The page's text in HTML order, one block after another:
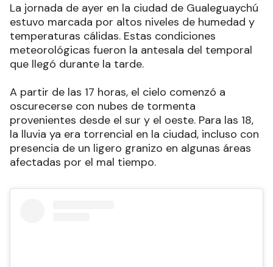
La jornada de ayer en la ciudad de Gualeguaychú
estuvo marcada por altos niveles de humedad y
temperaturas cálidas. Estas condiciones
meteorológicas fueron la antesala del temporal
que llegó durante la tarde.
A partir de las 17 horas, el cielo comenzó a
oscurecerse con nubes de tormenta
provenientes desde el sur y el oeste. Para las 18,
la lluvia ya era torrencial en la ciudad, incluso con
presencia de un ligero granizo en algunas áreas
afectadas por el mal tiempo.